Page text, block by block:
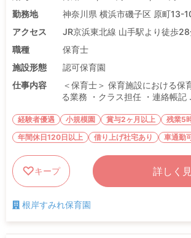
勤務地
神奈川県 横浜市磯子区 原町13-
アクセス
JR京浜東北線 山手駅より徒歩28
職種
保育士
施設形態
認可保育園
仕事内容
＜保育士＞ 保育施設における保
る業務 ・クラス担任 ・連絡帳記
経験者優遇 小規模園 賞与2ヶ月以上
残業5
年間休日120日以上
借り上げ社宅あり 車通勤
キープ 詳しく
根岸すみれ保育園